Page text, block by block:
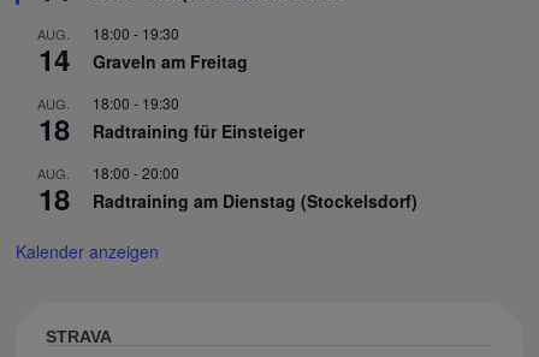
AUG.
14
18:00 - 19:30
Graveln am Freitag
AUG.
18
18:00 - 19:30
Radtraining für Einsteiger
AUG.
18
18:00 -20:00
Radtraining am Dienstag (Stockelsdorf)
Kalender anzeigen
STRAVA